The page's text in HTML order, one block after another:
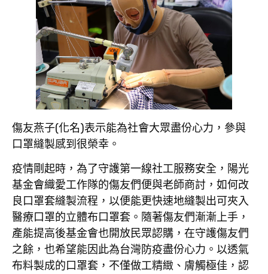
傷友燕子(化名)表示能為社會大眾盡份心力，參與
口罩縫製感到很榮幸。
疫情剛起時，為了守護第一線社工服務安全，陽光
基金會織愛工作隊的傷友們便與老師商討，如何改
良口罩套縫製流程，以便能更快速地縫製出可夾入
醫療口罩的立體布口罩套。隨著傷友們漸漸上手，
產能提高後基金會也開放民眾認購，在守護傷友們
之餘，也希望能因此為台灣防疫盡份心力。以透氣
布料製成的口罩套，不僅做工精緻、膚觸極佳，認